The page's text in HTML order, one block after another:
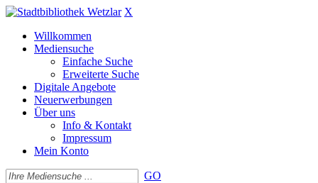
X
Willkommen
Mediensuche
Einfache Suche
Erweiterte Suche
Digitale Angebote
Neuerwerbungen
Über uns
Info & Kontakt
Impressum
Mein Konto
GO